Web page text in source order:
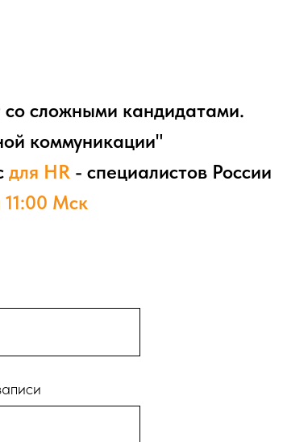
со сложными кандидатами.
коммуникации"
для HR - специалистов России
Мск